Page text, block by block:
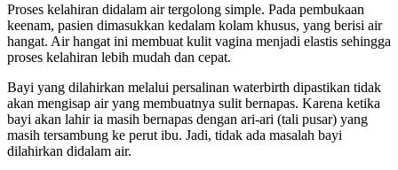
Proses kelahiran didalam air tergolong simple. Pada pembukaan
keenam, pasien dimasukkan kedalam kolam khusus, yang berisi air
hangat. Air hangat ini membuat kulit vagina menjadi elastis sehingga
proses kelahiran lebih mudah dan cepat.
Bayi yang dilahirkan melalui persalinan waterbirth dipastikan tidak
akan mengisap air yang membuatnya sulit bernapas. Karena ketika
bayi akan lahir ia masih bernapas dengan ari-ari (tali pusar) yang
masih tersambung ke perut ibu. Jadi, tidak ada masalah bayi
dilahirkan didalam air.